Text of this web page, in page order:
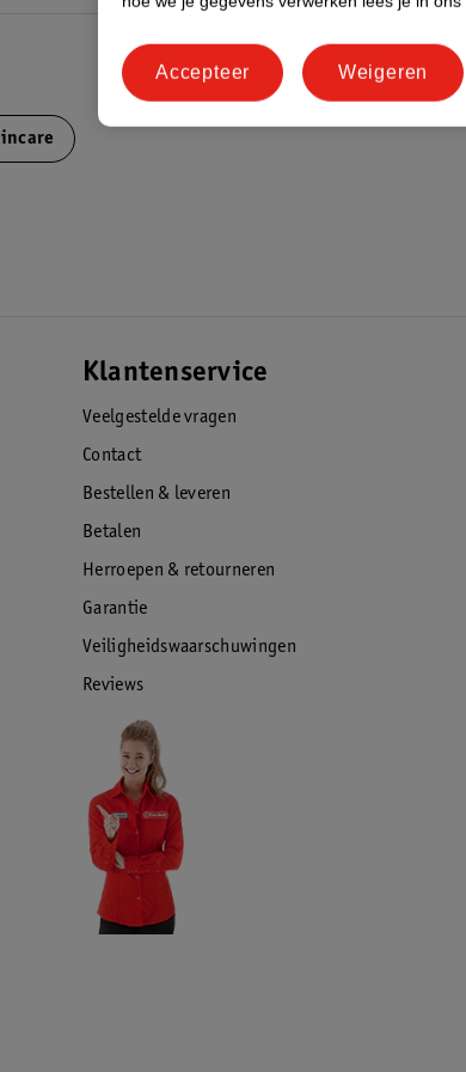
Klantenservice
Veelgestelde vragen
Contact
Bestellen & leveren
Betalen
Herroepen & retourneren
Garantie
Veiligheidswaarschuwingen
Reviews
Weigeren
Accepteer